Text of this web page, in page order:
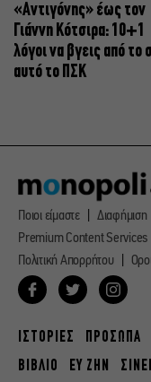
«Αντιγόνης» έως τον
Γιάννη Κότσιρα: 10+1
λόγοι να βγεις από το
αυτό το ΠΣΚ
Ποιοι είμαστε Διαφήμιση
Premium Content Services
Πολιτική Απορρήτου
ΙΣΤΟΡΙΕΣ ΠΡΟΣΩΠΑ
ΒΙΒΛΙΟ
ΕΥ ΖΗΝ